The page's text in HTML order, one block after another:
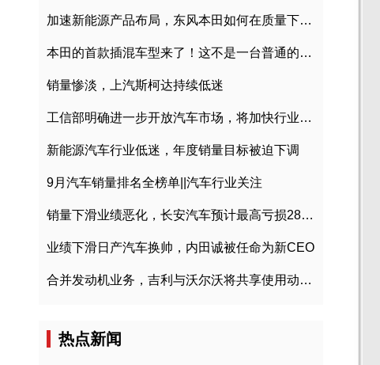
加速新能源产品布局，东风本田如何在质量下转型？
本田的首款插混车型来了！这不是一台普通的CR-V
销量惨淡，上汽斯柯达持续低迷
工信部明确进一步开放汽车市场，将加快行业兼并重组
新能源汽车行业低迷，年度销量目标被迫下调
9月汽车销量排名全榜单||汽车行业关注
销量下滑业绩恶化，长安汽车预计最高亏损28亿元
业绩下滑日产汽车换帅，内田诚被任命为新CEO
合并发动机业务，吉利与沃尔沃将共享使用动力总成
热点新闻